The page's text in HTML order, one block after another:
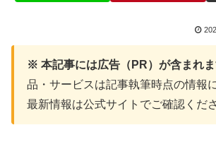
※ 本記事には広告（PR）が含まれま
品・サービスは記事執筆時点の情報
最新情報は公式サイトでご確認くださ